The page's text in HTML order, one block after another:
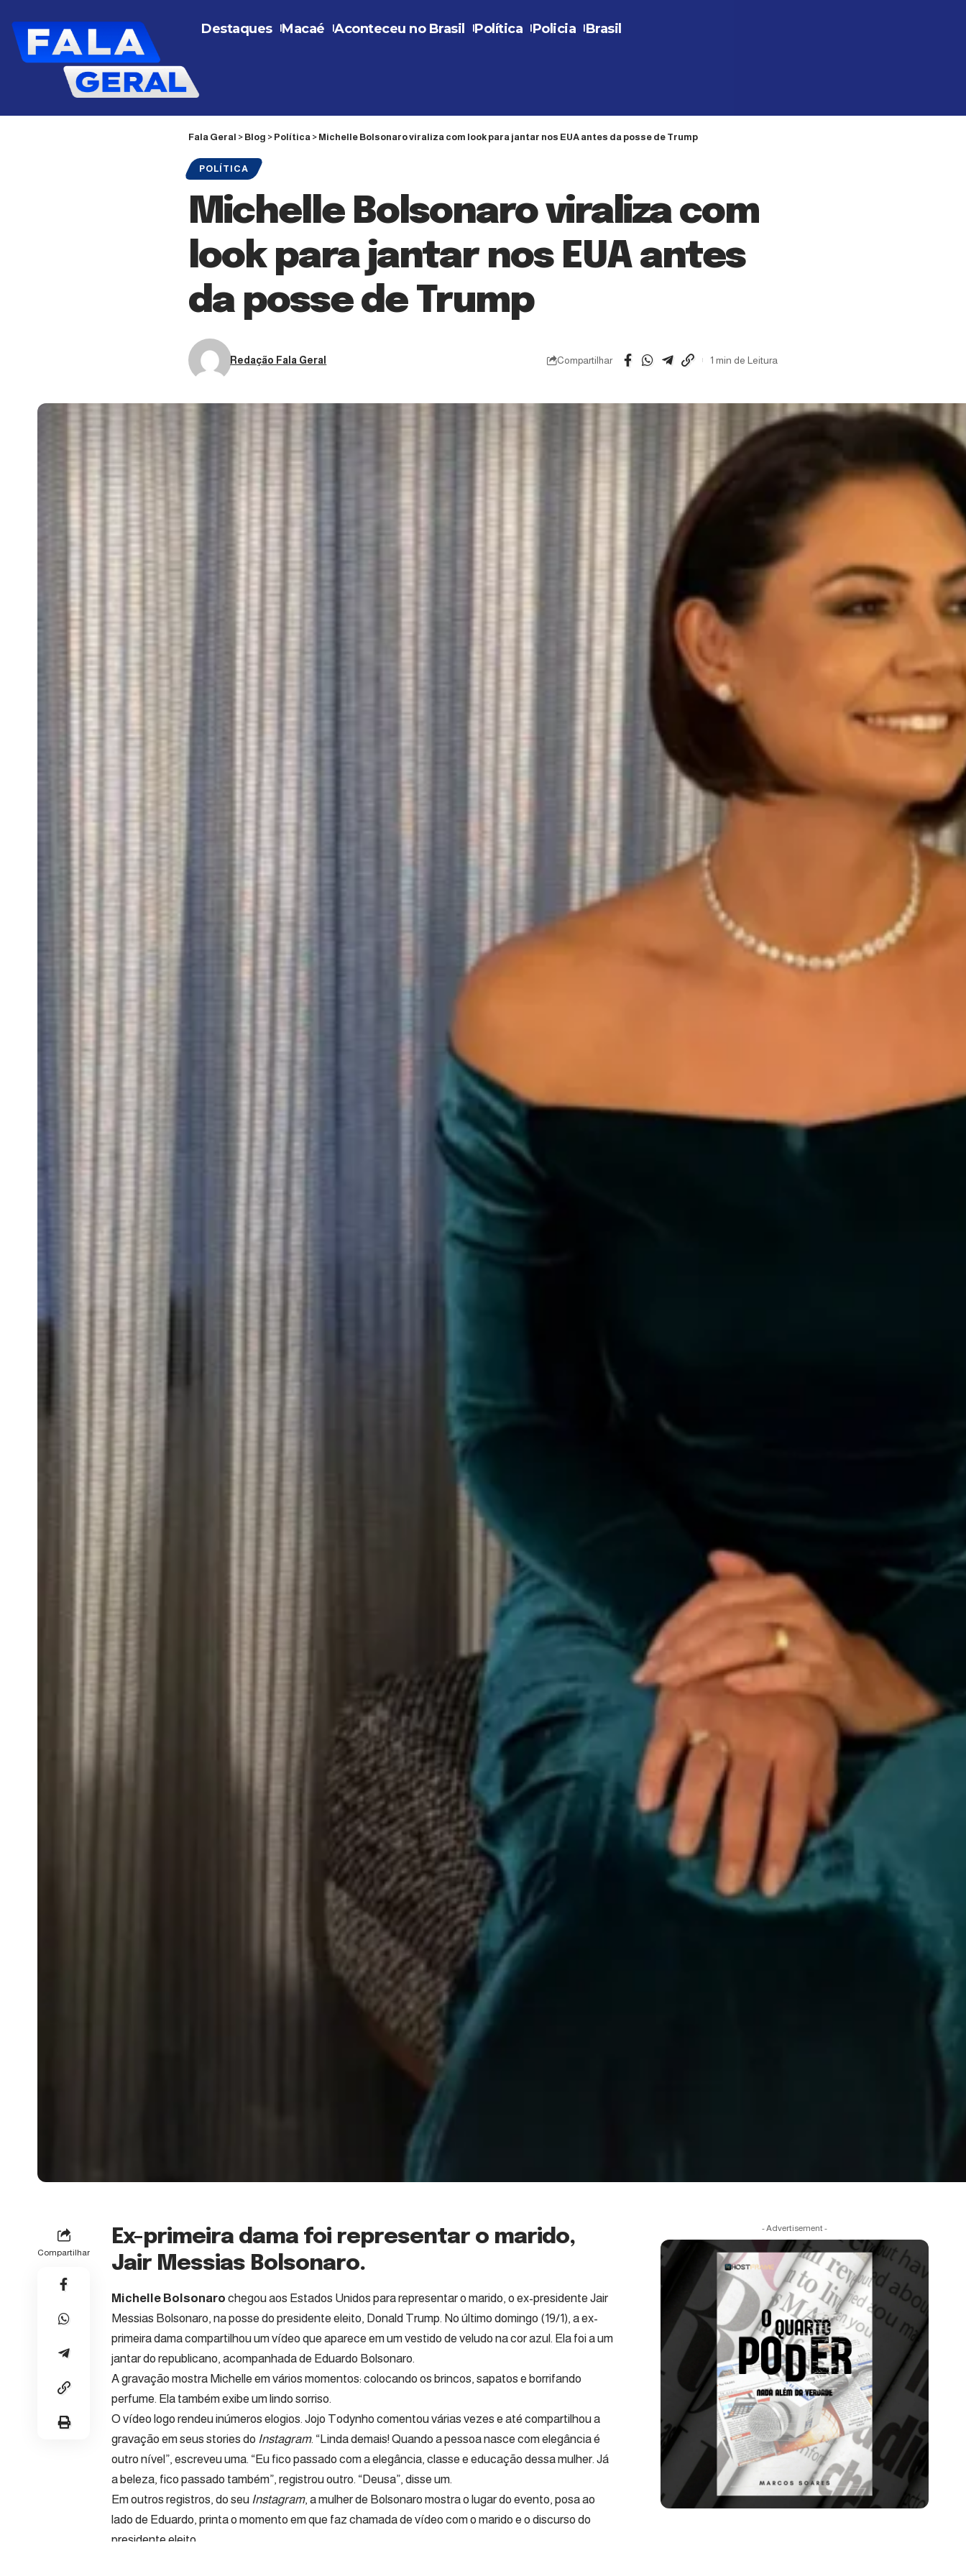
Destaques Macaé Aconteceu no Brasil Política Policia Brasil
Fala Geral > Blog > Política > Michelle Bolsonaro viraliza com look para jantar nos EUA antes da posse de Trump
POLÍTICA
Michelle Bolsonaro viraliza com
look para jantar nos EUA antes
da posse de Trump
Redação Fala Geral Compartilhar 1 min de Leitura
Compartilhar
Ex-primeira dama foi representar o marido,
Jair Messias Bolsonaro.
Michelle Bolsonaro chegou aos Estados Unidos para representar o marido, o ex-presidente Jair
Messias Bolsonaro, na posse do presidente eleito, Donald Trump. No último domingo (19/1), a ex-
primeira dama compartilhou um vídeo que aparece em um vestido de veludo na cor azul. Ela foi a um
jantar do republicano, acompanhada de Eduardo Bolsonaro.
A gravação mostra Michelle em vários momentos: colocando os brincos, sapatos e borrifando
perfume. Ela também exibe um lindo sorriso.
O vídeo logo rendeu inúmeros elogios. Jojo Todynho comentou várias vezes e até compartilhou a
gravação em seus stories do Instagram. “Linda demais! Quando a pessoa nasce com elegância é
outro nível”, escreveu uma. “Eu fico passado com a elegância, classe e educação dessa mulher. Já
a beleza, fico passado também”, registrou outro. “Deusa”, disse um.
Em outros registros, do seu Instagram, a mulher de Bolsonaro mostra o lugar do evento, posa ao
lado de Eduardo, printa o momento em que faz chamada de vídeo com o marido e o discurso do
presidente eleito.
- Advertisement -